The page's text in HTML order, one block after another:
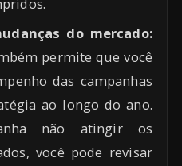
do mercado:
permite que você
das campanhas
ao longo do ano.
não atingir os
você pode revisar